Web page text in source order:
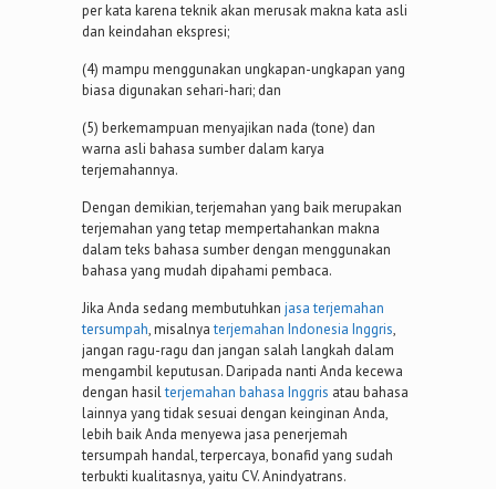
per kata karena teknik akan merusak makna kata asli
dan keindahan ekspresi;
(4) mampu menggunakan ungkapan-ungkapan yang
biasa digunakan sehari-hari; dan
(5) berkemampuan menyajikan nada (tone) dan
warna asli bahasa sumber dalam karya
terjemahannya.
Dengan demikian, terjemahan yang baik merupakan
terjemahan yang tetap mempertahankan makna
dalam teks bahasa sumber dengan menggunakan
bahasa yang mudah dipahami pembaca.
Jika Anda sedang membutuhkan jasa terjemahan
tersumpah, misalnyaterjemahan Indonesia Inggris,
jangan ragu-ragu dan jangan salah langkah dalam
mengambil keputusan. Daripada nanti Anda kecewa
dengan hasilterjemahan bahasa Inggris atau bahasa
lainnya yang tidak sesuai dengan keinginan Anda,
lebih baik Anda menyewa jasa penerjemah
tersumpah handal, terpercaya, bonafid yang sudah
terbukti kualitasnya, yaitu CV. Anindyatrans.